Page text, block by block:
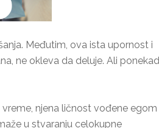
Međutim, ova ista upornost i
ne okleva da deluje. Ali ponekad
njena ličnost vođene egom
u stvaranju celokupne